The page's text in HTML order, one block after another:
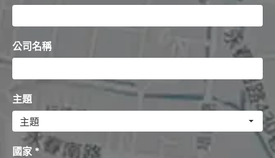
公司名稱
主題
國家 *